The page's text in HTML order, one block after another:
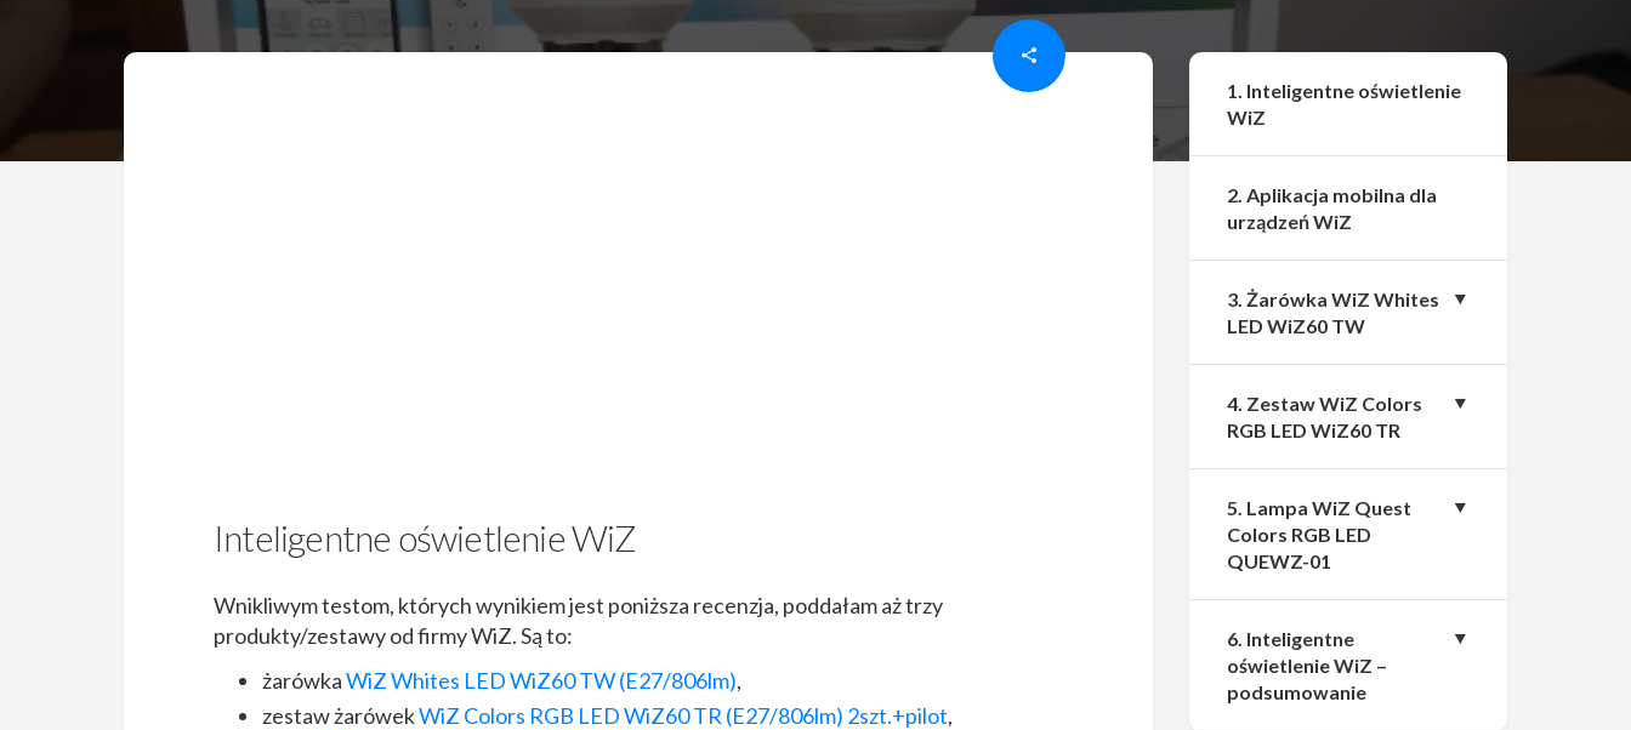
Udostępnij
Inteligentne oświetlenie WiZ
Wnikliwym testom, których wynikiem jest poniższa recenzja, poddałam aż trzy
produkty/zestawy od firmy WiZ. Są to:
żarówkaWiZ Whites LED WiZ60 TW (E27/806lm),
zestaw żarówekWiZ Colors RGB LED WiZ60 TR (E27/806lm) 2szt.+pilot,
1. Inteligentne oświetlenie
WiZ
2. Aplikacja mobilna dla
urządzeń WiZ
3. Żarówka WiZ Whites
LED WiZ60 TW
4. Zestaw WiZ Colors
RGB LED WiZ60 TR
5. Lampa WiZ Quest
Colors RGB LED
QUEWZ-01
6. Inteligentne
oświetlenie WiZ –
podsumowanie